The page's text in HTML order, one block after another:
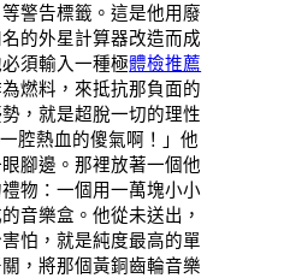
警告標籤。這是他用廢
的外星計算器改造而成
須輸入一種極體檢推薦
燃料，來抵抗那負面的
，就是超脫一切的理性
腔熱血的傻氣啊！」他
腳邊。那裡放著一個他
物：一個用一萬塊小小
音樂盒。他從未送出，
怕，就是純度最高的單
，將那個黃銅齒輪音樂